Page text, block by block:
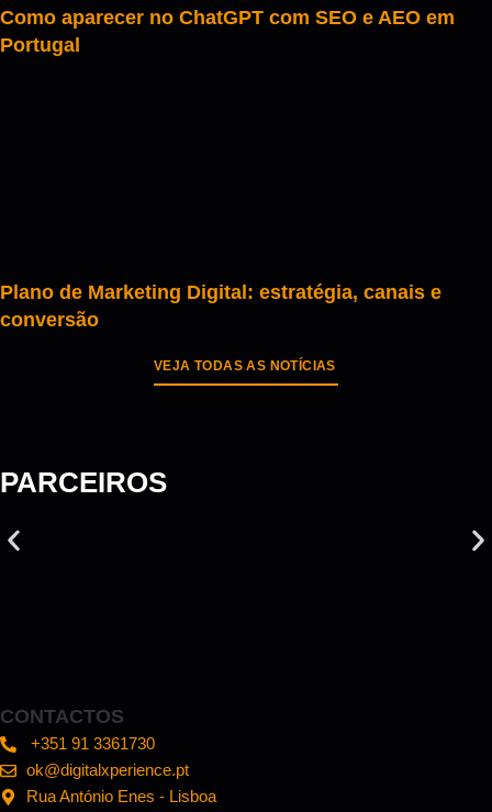
Como aparecer no ChatGPT com SEO e AEO em
Portugal
Plano de Marketing Digital: estratégia, canais e
conversão
VEJA TODAS AS NOTÍCIAS
PARCEIROS
CONTACTOS
+351 91 3361730
ok@digitalxperience.pt
Rua António Enes - Lisboa